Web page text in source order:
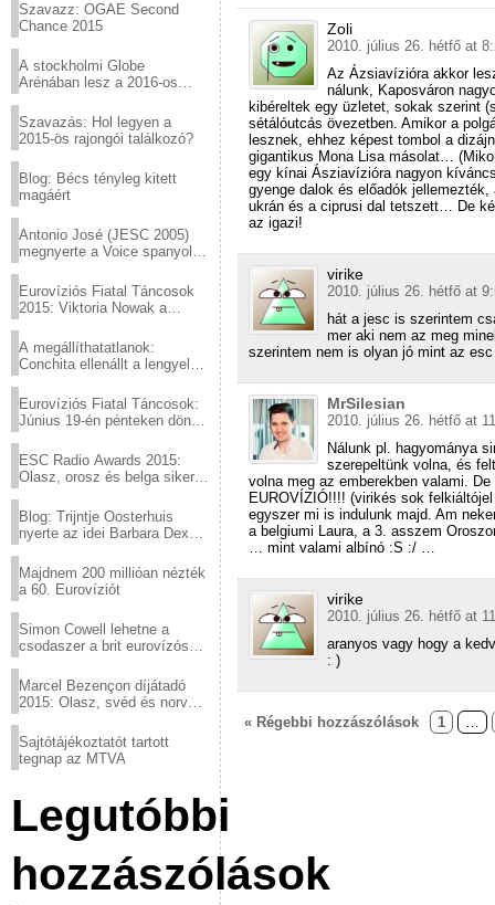
Szavazz: OGAE Second
Chance 2015
A stockholmi Globe
Arénában lesz a 2016-os
Szavazás: Hol legyen a
2015-ös rajongói találkozó?
Blog: Bécs tényleg kitett
magáért
Antonio José (JESC 2005)
megnyerte a Voice spanyol
Eurovíziós Fiatal Táncosok
2015: Viktoria Nowak a
A megállíthatatlanok:
Conchita ellenállt a lengyel
Eurovíziós Fiatal Táncosok:
Június 19-én pénteken döntő
ESC Radio Awards 2015:
Olasz, orosz és belga siker,
Blog: Trijntje Oosterhuis
nyerte az idei Barbara Dex
Majdnem 200 millióan nézték
a 60. Eurovíziót
Simon Cowell lehetne a
csodaszer a brit eurovízós
Marcel Bezençon díjátadó
2015: Olasz, svéd és norvég
Sajtótájékoztatót tartott
tegnap az MTVA
Legutóbbi
hozzászólások
Zoli
2010. július 26. hétfő at
Az Ázsiavízióra akkor
nálunk, Kaposváron
kibéreltek egy üzletet, sokak szerint
sétálóutcás övezetben. Amikor a
lesznek, ehhez képest tombol a
gigantikus Mona Lisa másolat…
egy kínai Ásziavízióra nagyon
gyenge dalok és előadók
ukrán és a ciprusi dal tetszett… De
az igazi!
virike
2010. július 26. hétfő at
hát a jesc is szerintem
mer aki nem az meg
szerintem nem is olyan jó mint az
MrSilesian
2010. július 26. hétfő at
Nálunk pl. hagyománya
szerepeltünk volna, és
volna meg az emberekben valami.
EUROVÍZIÓ!!!! (virikés sok
egyszer mi is indulunk majd. Am
a belgiumi Laura, a 3. asszem
… mint valami albínó :S :/ …
virike
2010. július 26. hétfő at
aranyos vagy hogy a
: )
« Régebbi hozzászólások 1 …